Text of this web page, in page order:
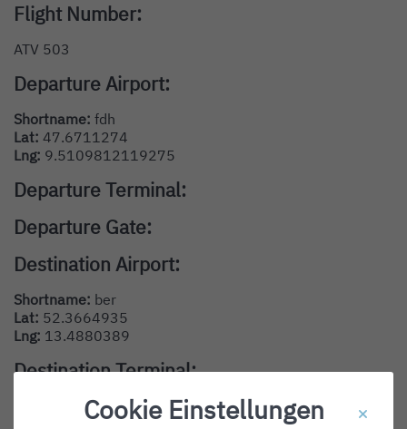
Flight Number:
ATV 503
Departure Airport:
Shortname: fdh
Lat: 47.6711274
Lng: 9.5109812119275
Departure Terminal:
Departure Gate:
Destination Airport:
Shortname: ber
Lat: 52.3664935
Lng: 13.4880389
Destination Terminal:
Destination Gate:
Cookie Einstellungen